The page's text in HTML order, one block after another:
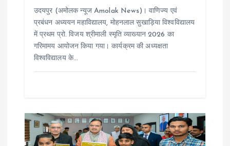
उदयपुर (अमोलक न्यूज Amolak News)। वाणिज्य एवं
प्रबंधन अध्ययन महाविद्यालय, मोहनलाल सुखाड़िया विश्वविद्यालय
में प्रथम प्रो. विजय श्रीमाली स्मृति व्याख्यान 2026 का
गरिमामय आयोजन किया गया। कार्यक्रम की अध्यक्षता
विश्वविद्यालय के…